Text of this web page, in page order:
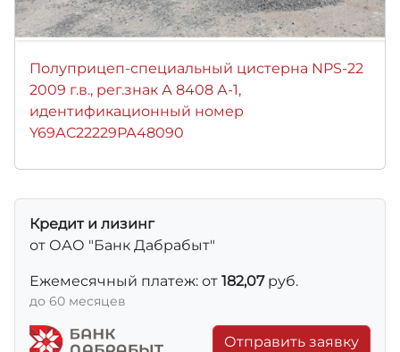
Полуприцеп-специальный цистерна NPS-22
2009 г.в., рег.знак А 8408 А-1,
идентификационный номер
Y69АС22229РА48090
Кредит и лизинг
от ОАО "Банк Дабрабыт"
Ежемесячный платеж: от 182,07руб.
до 60 месяцев
Отправить заявку